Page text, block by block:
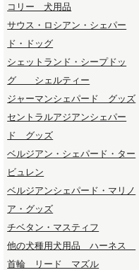
コリー 犬用品
サウス・ロシアン・シェパー
ド・ドッグ
シェットランド・シープドッ
グ シェルティー
ジャーマンシェパード グッズ
セントラルアジアンシェパー
ド グッズ
ベルジアン・シェパード・ター
ビュレン
ベルジアンシェパード・マリノ
ア・グッズ
チベタン・マスティフ
他の犬種用犬用品 ハーネス
首輪 リード マズル